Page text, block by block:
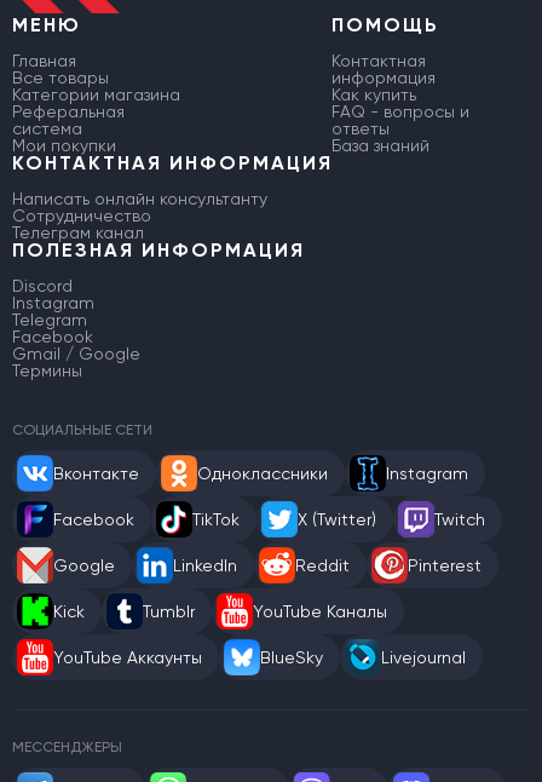
МЕНЮ
Главная
Все товары
Категории магазина
Реферальная
система
Мои покупки
ПОМОЩЬ
Контактная
информация
Как купить
FAQ - вопросы и
ответы
База знаний
КОНТАКТНАЯ ИНФОРМАЦИЯ
Написать онлайн консультанту
Сотрудничество
Телеграм канал
ПОЛЕЗНАЯ ИНФОРМАЦИЯ
Discord
Instagram
Telegram
Facebook
Gmail / Google
Термины
СОЦИАЛЬНЫЕ СЕТИ
Вконтакте Одноклассники Instagram
Facebook TikTok X (Twitter) Twitch
Google LinkedIn Reddit Pinterest
Kick Tumblr YouTube Каналы
YouTube Аккаунты BlueSky Livejournal
МЕССЕНДЖЕРЫ